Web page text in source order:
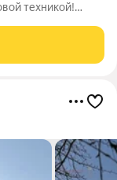
техникой!
и